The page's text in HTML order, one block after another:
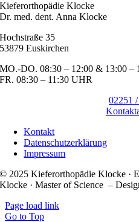
Kieferorthopädie Klocke
Dr. med. dent. Anna Klocke
Hochstraße 35
53879 Euskirchen
MO.-DO. 08:30 – 12:00 & 13:00 –
FR. 08:30 – 11:30 UHR
02251
Kontakt
Datenschutzerklärung
Impressum
© 2025 Kieferorthopädie Klocke ·
Klocke · Master of Science –
Page load link
Go to Top